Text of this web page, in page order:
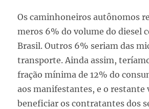
Os caminhoneiros autônomos
meros 6% do volume do diesel
Brasil. Outros 6% seriam das
transporte. Ainda assim,
fração mínima de 12% do
aos manifestantes, e o restante
beneficiar os contratantes dos